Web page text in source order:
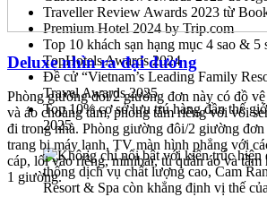
Traveller Review Awards 2023 từ
Premium Hotel 2024 by Trip.com
Top 10 khách sạn hạng mục 4 sao & 5
TopHotels Awards 2024
Đề cử “Vietnam’s Leading Family
Travel Awards 2025
Top 10% cơ sở lưu trú hàng đầu thế
2025.
Deluxe nhìn ra đại dương
Phòng giường đôi/2 giường đơn này có đồ
và áo choàng tắm, phòng tắm riêng với vòi
đi trong nhà. Phòng giường đôi/2 giường
trang bị máy lạnh, TV màn hình phẳng với
cáp, lối vào riêng, minibar, tủ quần áo và
1 giường.